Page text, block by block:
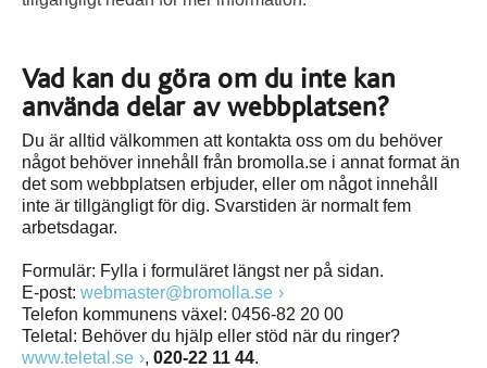
Vad kan du göra om du inte kan
använda delar av webbplatsen?
Du är alltid välkommen att kontakta oss om du behöver
något behöver innehåll från bromolla.se i annat format än
det som webbplatsen erbjuder, eller om något innehåll
inte är tillgängligt för dig. Svarstiden är normalt fem
arbetsdagar.
Formulär: Fylla i formuläret längst ner på sidan.
E-post: webmaster@bromolla.se
Telefon kommunens växel: 0456-82 20 00
Teletal: Behöver du hjälp eller stöd när du ringer?
www.teletal.se
, 020-22 11 44.